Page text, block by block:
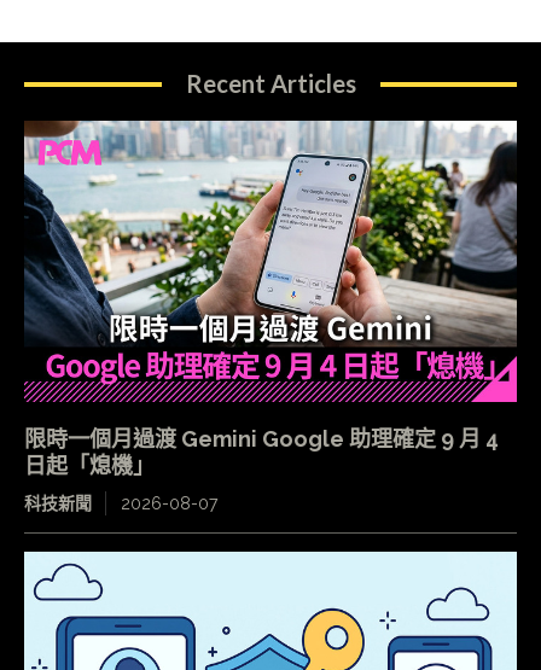
Recent Articles
限時一個月過渡 Gemini Google 助理確定 9 月 4
日起「熄機」
科技新聞 2026-08-07